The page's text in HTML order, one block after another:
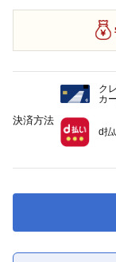
決済方法
ク
カ
d払